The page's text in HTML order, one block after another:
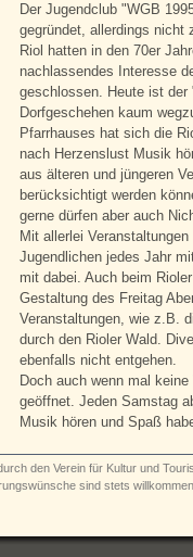
Der Jugendclub "WGB
gegründet, allerdings nicht
Riol hatten in den 70er
nachlassendes Interesse
geschlossen. Heute ist der
Dorfgeschehen kaum
Pfarrhauses hat sich die
nach Herzenslust Musik
aus älteren und jüngeren
berücksichtigt werden
gerne dürfen aber auch
Mit allerlei
Jugendlichen jedes Jahr
mit dabei. Auch beim
Gestaltung des Freitag
Veranstaltungen, wie z.B.
durch den Rioler Wald.
ebenfalls nicht entgehen.
Doch auch wenn mal
geöffnet. Jeden Samstag
Musik hören und Spaß
den Verein für Kultur und
sind stets